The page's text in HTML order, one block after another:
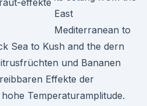
East
Mediterranean to
Sea to Kush and the dern
und Bananen
Effekte der
Temperaturamplitude.